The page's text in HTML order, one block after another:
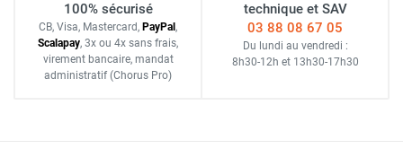
100% sécurisé
CB, Visa, Mastercard, PayPal ,
Scalapay, 3x ou 4x sans frais,
virement bancaire, mandat
administratif (Chorus Pro)
technique et SAV
03 88 08 67 05
Du lundi au vendredi :
8h30-12h et 13h30-17h30